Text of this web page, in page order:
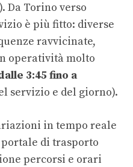
). Da Torino verso
è più fitto: diverse
ravvicinate,
operatività molto
3:45 fino a
servizio e del giorno).
in tempo reale
di trasporto
percorsi e orari